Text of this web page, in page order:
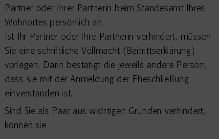
Partner oder Ihrer Partnerin beim Standesamt Ihres
Wohnortes persönlich an.
Ist Ihr Partner oder Ihre Partnerin verhindert, müssen
Sie eine schriftliche Vollmacht (Beitrittserklärung)
vorlegen. Darin bestätigt die jeweils andere Person,
dass sie mit der Anmeldung der Eheschließung
einverstanden ist.
Sind Sie als Paar aus wichtigen Gründen verhindert,
können sie